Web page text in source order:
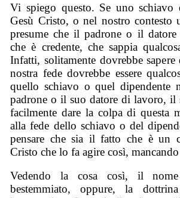
Vi spiego questo. Se uno schiavo
Gesù Cristo, o nel nostro contesto
presume che il padrone o il
che è credente, che sappia
Infatti, solitamente dovrebbe sapere
nostra fede dovrebbe essere
quello schiavo o quel dipendente
padrone o il suo datore di lavoro, il
facilmente dare la colpa di questa
alla fede dello schiavo o del
pensare che sia il fatto che è un
Cristo che lo fa agire così,
Vedendo la cosa così, il
bestemmiato, oppure, la